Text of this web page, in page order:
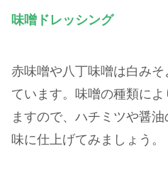
味噌ドレッシング
赤味噌や八丁味噌は白み
ています。味噌の種類に
ますので、ハチミツや醤
味に仕上げてみましょう。